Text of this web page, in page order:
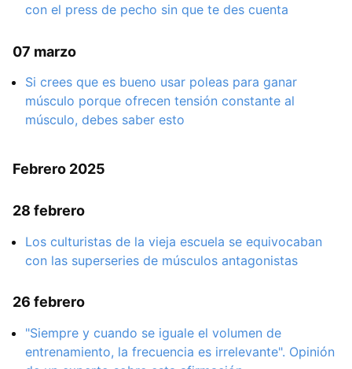
con el press de pecho sin que te des cuenta
07 marzo
Si crees que es bueno usar poleas para ganar
músculo porque ofrecen tensión constante al
músculo, debes saber esto
Febrero 2025
28 febrero
Los culturistas de la vieja escuela se equivocaban
con las superseries de músculos antagonistas
26 febrero
"Siempre y cuando se iguale el volumen de
entrenamiento, la frecuencia es irrelevante". Opinión